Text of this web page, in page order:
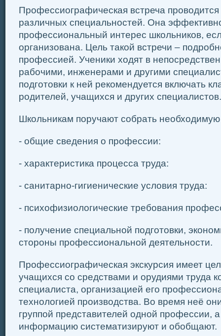
Профессиографическая встреча
различных специальностей. Она
профессиональный интерес школьников,
организована. Цель такой встречи –
профессией. Ученики ходят в
рабочими, инженерами и другими
подготовки к ней рекомендуется включать
родителей, учащихся и других специалистов.
Школьникам поручают собрать
- общие сведения о профессии:
- характеристика процесса труда:
- санитарно-гигиенические условия труда:
- психофизиологические требования
- получение специальной подготовки,
стороны профессиональной деятельности.
Профессиографическая экскурсия имеет
учащихся со средствами и орудиями труда
специалиста, организацией его
технологией производства. Во время неё
группой представителей одной профессии,
информацию систематизируют и обобщают.